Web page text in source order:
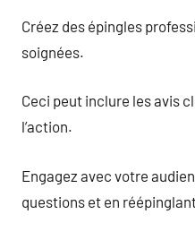
Créez des épingles
soignées.
Ceci peut inclure les avis
l’action.
Engagez avec votre
questions et en